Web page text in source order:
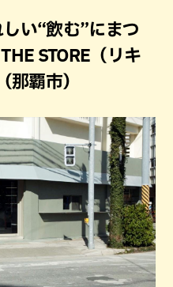
い“飲む”にまつ
STORE（リキ
那覇市）